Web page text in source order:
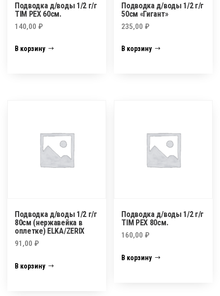
Подводка д/воды 1/2 г/г
TIM PEX 60см.
140,00 ₽
В корзину
Подводка д/воды 1/2 г/г
50см «Гигант»
235,00₽
В корзину
Подводка д/воды 1/2 г/г
80см (нержавейка в
оплетке) ELKA/ZERIX
91,00 ₽
В корзину
Подводка д/воды 1/2 г/г
TIM PEX 80см.
160,00₽
В корзину